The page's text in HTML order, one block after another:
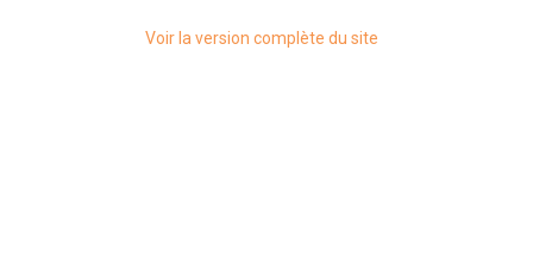
Voir la version complète du site